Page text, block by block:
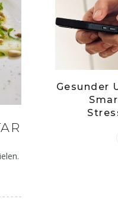
– stille
Gesunder